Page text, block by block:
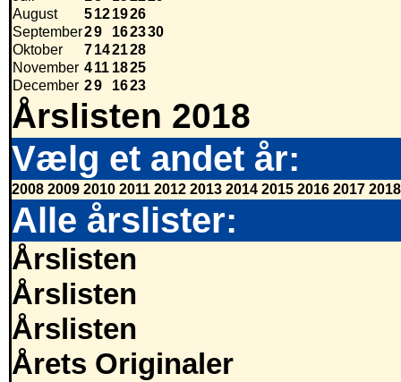
August
5121926
September29 162330
Oktober
7142128
November 411 1825
December 29 1623
Årslisten 2018
Vælg et andet år:
2008 2009 2010 2011 2012 2013 2014 2015 2016 2017 2018
Alle årslister:
Årslisten
Årslisten
Årslisten
Årets Originaler